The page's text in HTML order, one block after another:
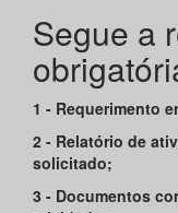
Segue a
1 - Requerimento
2 - Relatório de
solicitado;
3 - Documentos